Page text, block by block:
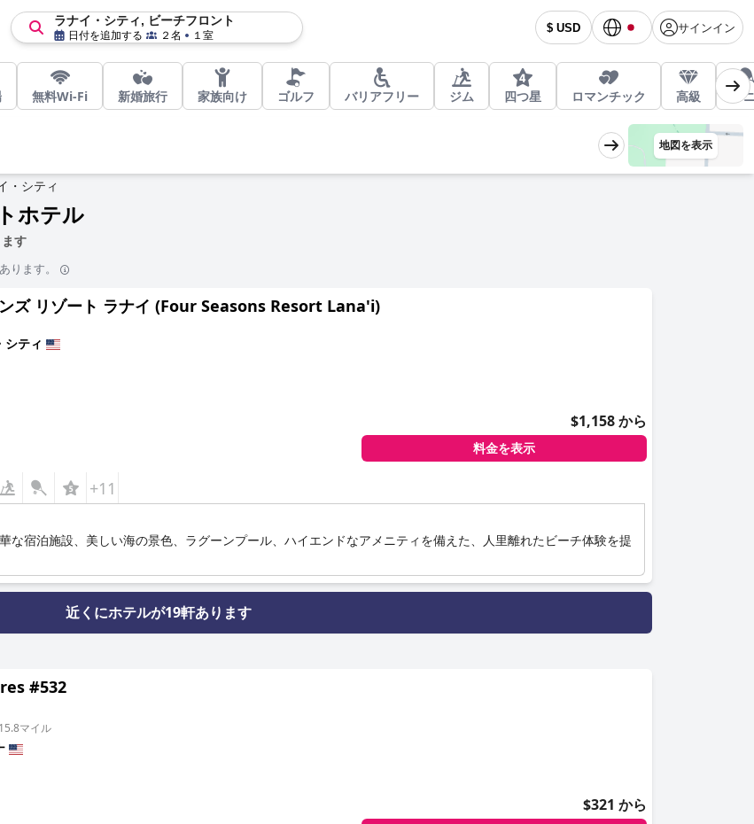
$ USD サインイン
ラナイ・シティ, ビーチフロント
日付を追加する ２名 １室
無料Wi-Fi 新婚旅行 家族向け ゴルフ バリアフリー ジム 四つ星 ロマンチック 高級 テ
地図を表示
・シティ
ホテル
す
ります。
ズ リゾート ラナイ (Four Seasons Resort Lana'i)
シティ
$1,158 から
料金を表示
+11
な宿泊施設、美しい海の景色、ラグーンプール、ハイエンドなアメニティを備えた、人里離れたビーチ体験を提
近くにホテルが19軒あります
#532
マイル
$321 から